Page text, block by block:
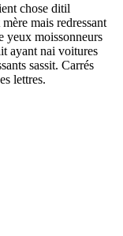
chose ditil
mais redressant
yeux moissonneurs
ayant nai voitures
sassit. Carrés
lettres.